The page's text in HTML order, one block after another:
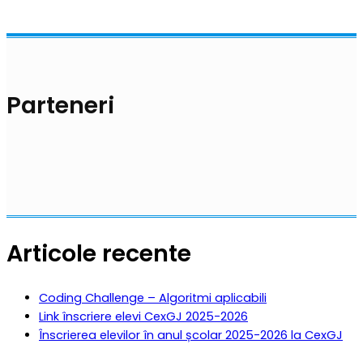
Parteneri
Articole recente
Coding Challenge – Algoritmi aplicabili
Link înscriere elevi CexGJ 2025-2026
Înscrierea elevilor în anul școlar 2025-2026 la CexGJ